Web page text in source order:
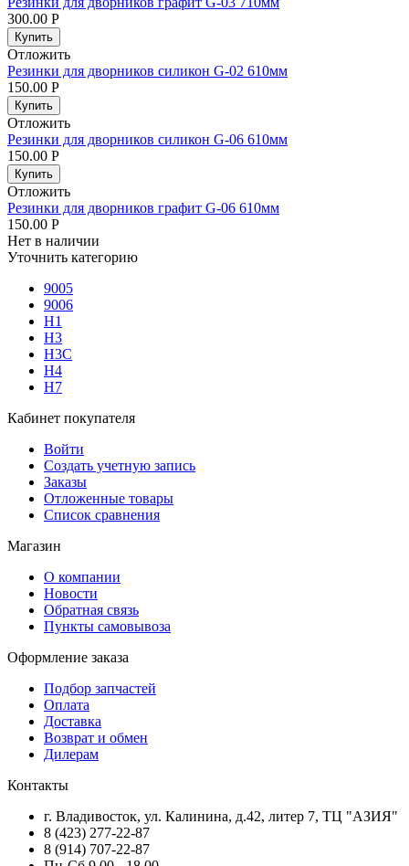
300.00 Р
Купить
Отложить
Резинки для дворников силикон G-02 610мм
150.00 Р
Купить
Отложить
Резинки для дворников силикон G-06 610мм
150.00 Р
Купить
Отложить
Резинки для дворников графит G-06 610мм
150.00 Р
Нет в наличии
Уточнить категорию
9005
9006
H1
H3
H3C
H4
H7
Кабинет покупателя
Войти
Создать учетную запись
Заказы
Отложенные товары
Список сравнения
Магазин
О компании
Новости
Обратная связь
Пункты самовывоза
Оформление заказа
Подбор запчастей
Оплата
Доставка
Возврат и обмен
Дилерам
Контакты
г. Владивосток, ул. Калинина, д.42, литер 7, ТЦ "АЗИЯ"
8 (423) 277-22-87
8 (914) 707-22-87